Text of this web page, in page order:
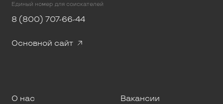
Единый номер для соискателей
8 (800) 707-66-44
Основной сайт
О нас Вакансии